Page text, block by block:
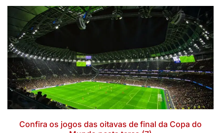
Confira os jogos das oitavas de final da Copa do